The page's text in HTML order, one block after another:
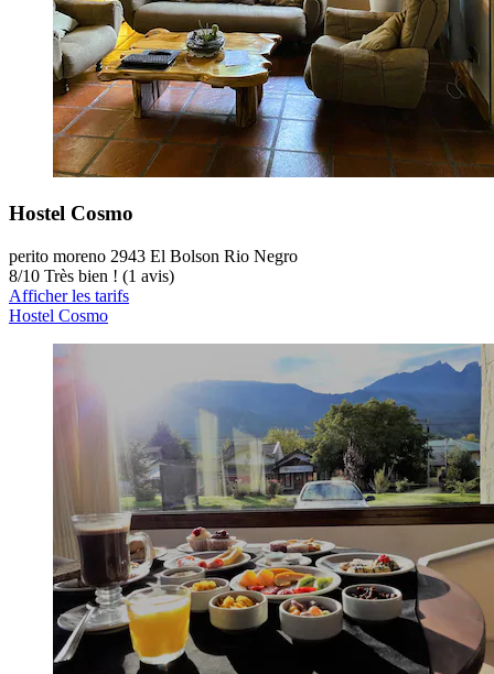
Hostel Cosmo
perito moreno 2943 El Bolson Rio Negro
8/10 Très bien ! (1 avis)
Afficher les tarifs
Hostel Cosmo